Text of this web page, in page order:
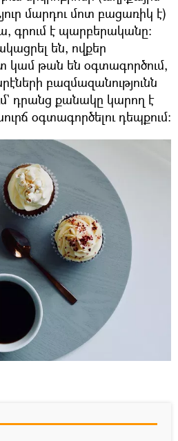
մարդու մոտ բացառիկ է)
գրում է պարբերականը։
են, ովքեր
կամ թան են օգտագործում,
բազմազանությունն
դրանց քանակը կարող է
օգտագործելու դեպքում։